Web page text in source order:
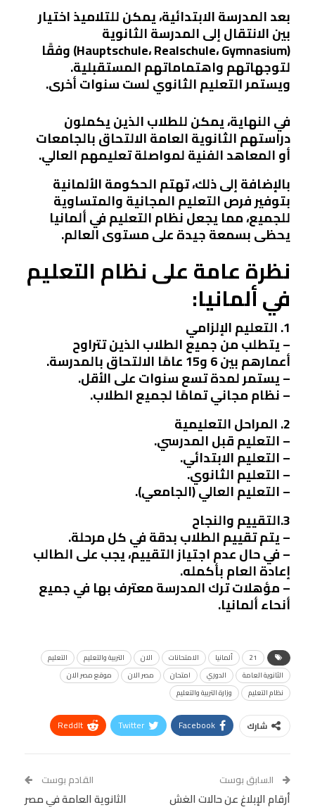
بعد المدرسة الابتدائية، يمكن للتلاميذ اختيار
بين الانتقال إلى المدرسة الثانوية
(Hauptschule، Realschule، Gymnasium) وفقًا
لتوجهاتهم واهتماماتهم المستقبلية.
ويستمر التعليم الثانوي لست سنوات أخرى.
في النهاية، يمكن للطلاب الذين يكملون
دراستهم الثانوية العامة الالتحاق بالجامعات
أو المعاهد الفنية لمواصلة تعليمهم العالي.
بالإضافة إلى ذلك، تهتم الحكومة الألمانية
بتوفير فرص التعليم المجانية والمتساوية
للجميع، مما يجعل نظام التعليم في ألمانيا
يحظى بسمعة جيدة على مستوى العالم.
نظرة عامة على نظام التعليم
في ألمانيا:
1. التعليم الإلزامي
– يتطلب من جميع الطلاب الذين تتراوح
أعمارهم بين 6 و15 عامًا الالتحاق بالمدرسة.
– يستمر لمدة تسع سنوات على الأقل.
– نظام مجاني تمامًا لجميع الطلاب.
2. المراحل التعليمية
– التعليم قبل المدرسي.
– التعليم الابتدائي.
– التعليم الثانوي.
– التعليم العالي (الجامعي).
3.التقييم والنجاح
– يتم تقييم الطلاب بدقة في كل مرحلة.
– في حال عدم اجتياز التقييم، يجب على الطالب
إعادة العام بأكمله.
– مؤهلات ترك المدرسة معترف بها في جميع
أنحاء ألمانيا.
21 ألمانيا الامتحانات الان التربية والتعليم
التعليم
الثانوية العامة
الدوري امتحان مصر الان
موقع مصر الان
نظام التعليم
وزارة التربية والتعليم
شارك Facebook
Twitter
ReddIt
Tumblr
البريد الإلكتروني
StumbleUpon
VK
السابق بوست
أرقام الإبلاغ عن حالات الغش
القادم بوست
الثانوية العامة في مصر